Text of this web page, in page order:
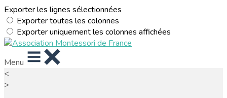
Exporter les lignes sélectionnées
Exporter toutes les colonnes
Exporter uniquement les colonnes affichées
Menu
<
>